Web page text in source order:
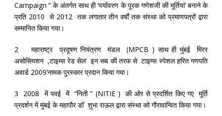
Campaign ” के अंतर्गत साथ ही ‘पर्यावरण के पूरक गणेशजी की मूर्तियां’ बनाने के
प्रति 2010 से 2012 तक लगातार तीन वर्षों तक संस्था को प्रमाणपत्रों द्वारा
सम्मानित किया गया।
2 महाराष्ट्र प्रदूषण नियंत्रण मंडल (MPCB ) साथ ही मुंबई मिरर
असोसियशन ,टाइम्स रेड सेल’ इन सब की तरफ से टाइम्स स्पेशल हरित गणपति
अवार्ड 2009’नामक पुरस्कार प्रदान किया गया।
3 2008 में पवई में “निती ” (NITIE ) की ओर से प्रदर्शित किए गए मूर्ति
प्रदर्शन में मुंबई के महापौर डॉ शुभा राऊल द्वारा संस्था को गौरावान्वित किया गया।